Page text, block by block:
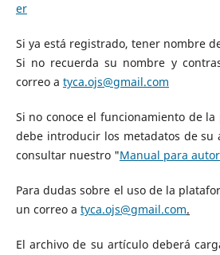
er
Si ya está registrado, tener nombre
Si no recuerda su nombre y
correo a tyca.ojs@gmail.com
Si no conoce el funcionamiento de la
debe introducir los metadatos de su
consultar nuestro "Manual para
Para dudas sobre el uso de la
un correo a tyca.ojs@gmail.com.
El archivo de su artículo deberá